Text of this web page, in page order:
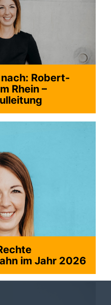
Robert-
Rhein –
im Jahr 2026